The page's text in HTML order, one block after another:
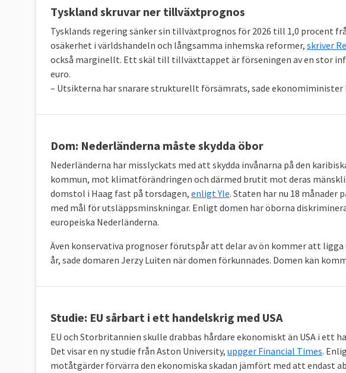
Tyskland skruvar ner tillväxtprognos
Tysklands regering sänker sin tillväxtprognos för 2026 till 1,0 procent
osäkerhet i världshandeln och långsamma inhemska reformer, skriver
också marginellt. Ett skäl till tillväxttappet är förseningen av en stor
euro.
– Utsikterna har snarare strukturellt försämrats, sade ekonomiminister
Dom: Nederländerna måste skydda öbor
Nederländerna har misslyckats med att skydda invånarna på den
kommun, mot klimatförändringen och därmed brutit mot deras
domstol i Haag fast på torsdagen, enligt Yle. Staten har nu 18 månader
med mål för utsläppsminskningar. Enligt domen har öborna
europeiska Nederländerna.
Även konservativa prognoser förutspår att delar av ön kommer att ligga
år, sade domaren Jerzy Luiten när domen förkunnades. Domen kan
Studie: EU sårbart i ett handelskrig med USA
EU och Storbritannien skulle drabbas hårdare ekonomiskt än USA i ett
Det visar en ny studie från Aston University, uppger Financial Times.
motåtgärder förvärra den ekonomiska skadan jämfört med att endast